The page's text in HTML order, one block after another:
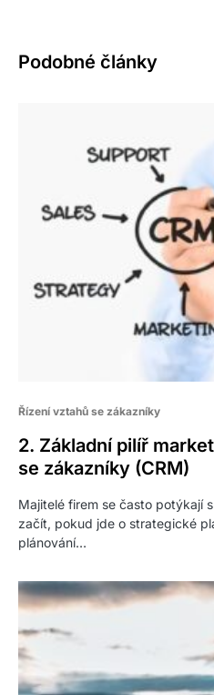
Podobné články
Řízení vztahů se zákazníky
2. Základní pilíř
se zákazníky (CRM)
Majitelé firem se často potýkají
začít, pokud jde o strategické
plánování…